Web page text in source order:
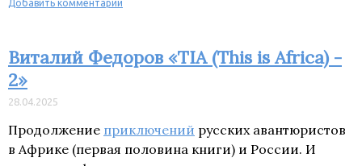
Добавить комментарий
Виталий Федоров «TIA (This is Africa) -
2»
28.04.2025
Продолжение приключений русских авантюристов
в Африке (первая половина книги) и России. И